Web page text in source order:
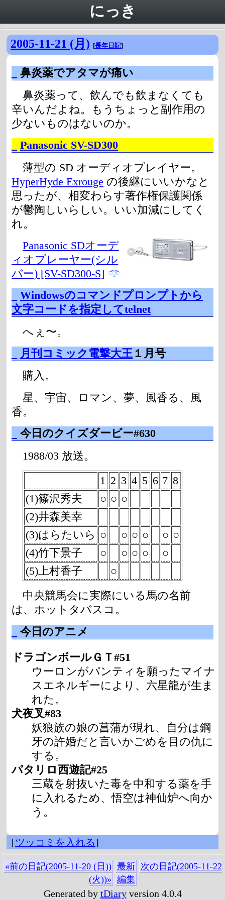
にっき
2005-11-21 (月) [長年日記]
鼻炎薬でアタマが痛い
鼻炎薬って、飲んでも飲まなくても
辛いんだよね。もうちょっと副作用の
少ないものはないのか。
Panasonic SV-SD300
薄型の SD オーディオプレイヤー。
HyperHyde Exrouge の後継にいいかなと
思ったが、相変わらす著作権保護関係
が鬱陶しいらしい。いい加減にしてく
れ。
Panasonic SDオーデ
ィオプレーヤー(シル
バー) [SV-SD300-S]
Windowsのコマンドプロンプトから
文字コードを指定してtelnet
へぇ〜。
月刊コミック電撃大王 １月号
購入。
星、宇宙、ロマン、夢、風香る、風
香。
今日のクイズダービー#630
1988/03 放送。
1 2 3 4 5 6 7 8
(1)篠沢秀夫
○ ○ ○
(2)井森美幸
(3)はらたいら ○ ○ ○ ○ ○ ○
(4)竹下景子
○ ○ ○ ○
○
(5)上村香子
○
中央競馬会に実際にいる馬の名前
は、ホットタバスコ。
今日のアニメ
ドラゴンボールＧＴ#51
ウーロンがパンティを願ったマイナ
スエネルギーにより、六星龍が生ま
れた。
犬夜叉#83
妖狼族の娘の菖蒲が現れ、自分は鋼
牙の許婚だと言いかごめを目の仇に
する。
パタリロ西遊記#25
三蔵を射抜いた毒を中和する薬を手
に入れるため、悟空は神仙炉へ向か
う。
[ツッコミを入れる]
«前の日記(2005-11-20 (日)) 最新
次の日記(2005-11-22
(火))» 編集
Generated by tDiaryversion 4.0.4